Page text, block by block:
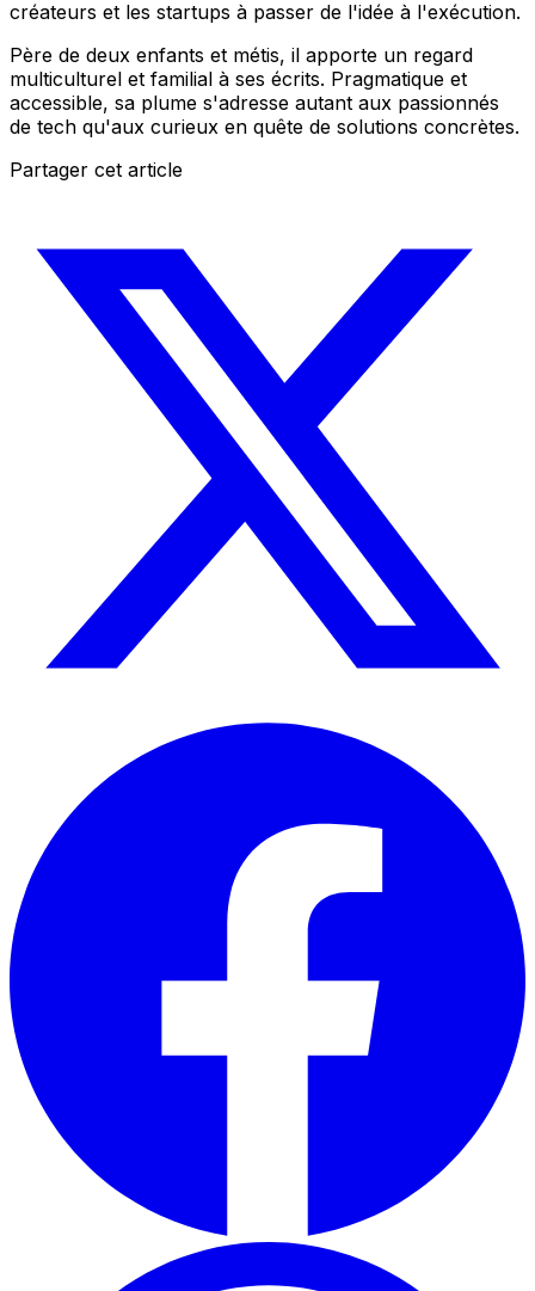
créateurs et les startups à passer de l'idée à l'exécution.
Père de deux enfants et métis, il apporte un regard
multiculturel et familial à ses écrits. Pragmatique et
accessible, sa plume s'adresse autant aux passionnés
de tech qu'aux curieux en quête de solutions concrètes.
Partager cet article